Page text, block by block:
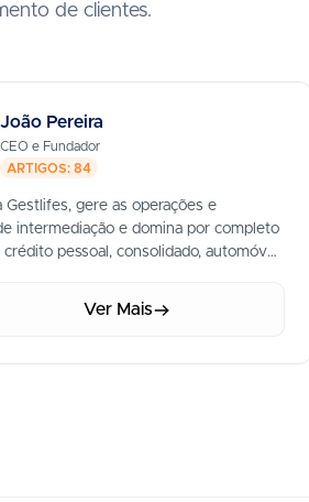
de clientes.
João Pereira
CEO e Fundador
ARTIGOS: 84
Gestlifes, gere as operações e
intermediação e domina por completo
pessoal, consolidado, automóvel
Ver Mais